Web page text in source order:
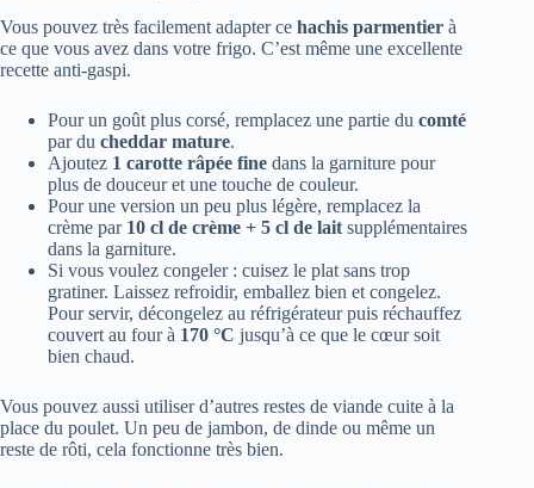
Vous pouvez très facilement adapter ce hachis parmentier à
ce que vous avez dans votre frigo. C’est même une excellente
recette anti-gaspi.
Pour un goût plus corsé, remplacez une partie du comté
par du cheddar mature.
Ajoutez 1 carotte râpée fine dans la garniture pour
plus de douceur et une touche de couleur.
Pour une version un peu plus légère, remplacez la
crème par 10 cl de crème + 5 cl de lait supplémentaires
dans la garniture.
Si vous voulez congeler : cuisez le plat sans trop
gratiner. Laissez refroidir, emballez bien et congelez.
Pour servir, décongelez au réfrigérateur puis réchauffez
couvert au four à 170 °C jusqu’à ce que le cœur soit
bien chaud.
Vous pouvez aussi utiliser d’autres restes de viande cuite à la
place du poulet. Un peu de jambon, de dinde ou même un
reste de rôti, cela fonctionne très bien.